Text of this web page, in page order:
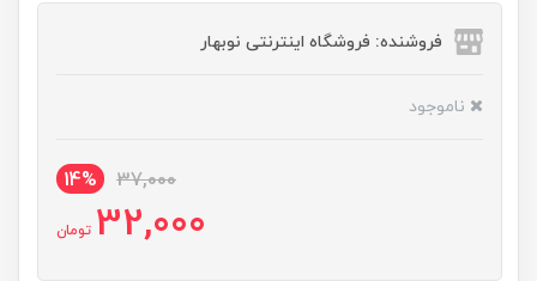
فروشنده: فروشگاه اینترنتی نوبهار
ناموجود
37,000
14%
32,000 تومان